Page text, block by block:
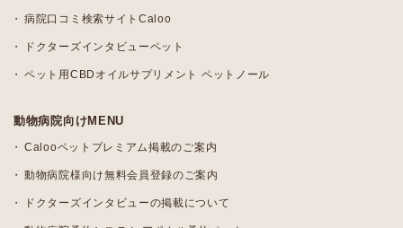
病院口コミ検索サイトCaloo
ドクターズインタビューペット
ペット用CBDオイルサプリメント ペットノール
動物病院向けMENU
Calooペットプレミアム掲載のご案内
動物病院様向け無料会員登録のご案内
ドクターズインタビューの掲載について